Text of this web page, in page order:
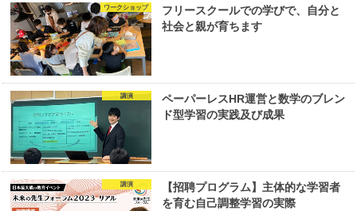
ワークショップ
フリースクールでの学びで、自分と
社会と親が育ちます
講演
ペーパーレスHR運営と数学のブレン
ド型学習の実践及び成果
講演
【招聘プログラム】主体的な学習者
を育む自己調整学習の実際